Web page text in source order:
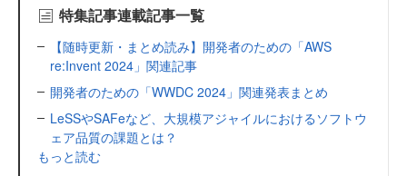
特集記事連載記事一覧
【随時更新・まとめ読み】開発者のための「AWS
re:Invent 2024」関連記事
開発者のための「WWDC 2024」関連発表まとめ
LeSSやSAFeなど、大規模アジャイルにおけるソフトウ
ェア品質の課題とは？
もっと読む